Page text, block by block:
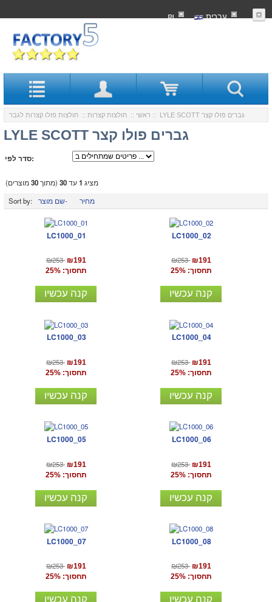
עִברִית ₪
ראשי :: חולצות קצרות :: חולצות פולו קצרות לגבר :: LYLE SCOTT גברים פולו קצר
LYLE SCOTT גברים פולו קצר
סדר לפי:
מציג 1עד30 (מתוך30מוצרים)
Sort by:
שם מוצר- מחיר
LC1000_01
₪253 ₪191
תחסוך: 25%
קנה עכשיו
LC1000_02
₪253 ₪191
תחסוך: 25%
קנה עכשיו
LC1000_03
₪253 ₪191
תחסוך: 25%
קנה עכשיו
LC1000_04
₪253 ₪191
תחסוך: 25%
קנה עכשיו
LC1000_05
₪253 ₪191
תחסוך: 25%
קנה עכשיו
LC1000_06
₪253 ₪191
תחסוך: 25%
קנה עכשיו
LC1000_07
₪253 ₪191
תחסוך: 25%
קנה עכשיו
LC1000_08
₪253 ₪191
תחסוך: 25%
קנה עכשיו